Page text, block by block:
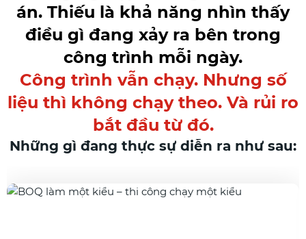
án. Thiếu là khả năng nhìn thấy
điều gì đang xảy ra bên trong
công trình mỗi ngày.
Công trình vẫn chạy. Nhưng số
liệu thì không chạy theo. Và rủi ro
bắt đầu từ đó.
Những gì đang thực sự diễn ra như sau: